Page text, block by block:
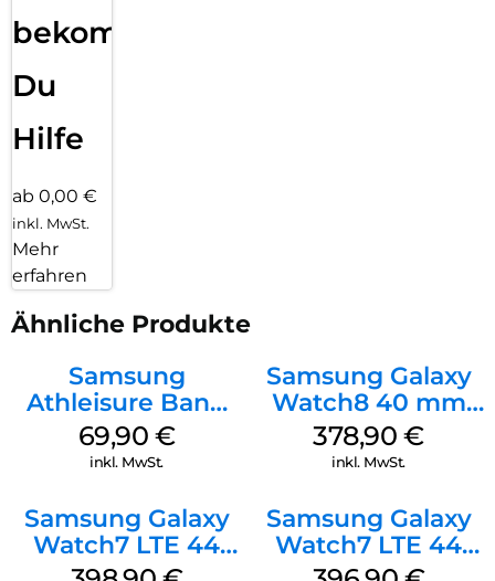
bekommst
Du
Hilfe
ab 0,00 €
inkl. MwSt.
Mehr
erfahren
Ähnliche Produkte
Samsung
Athleisure Band
(M/L) Galaxy
Watch8/Watch8
69,90 €
inkl. MwSt.
Samsung Galaxy
Watch8 40 mm
Graphite
378,90€
inkl. MwSt.
Samsung Galaxy
Watch7 LTE 44
mm Silver
Samsung Galaxy
Watch7 LTE 44
mm Green